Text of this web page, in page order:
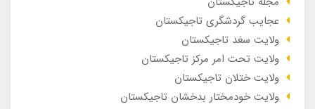
عجایب گردشگری تاجیکستان
ولایت سغد تاجیکستان
ولایت تحت امر مرکز تاجیکستان
ولایت ختلان تاجیکستان
ولایت خودمختار بدخشان تاجیکستان